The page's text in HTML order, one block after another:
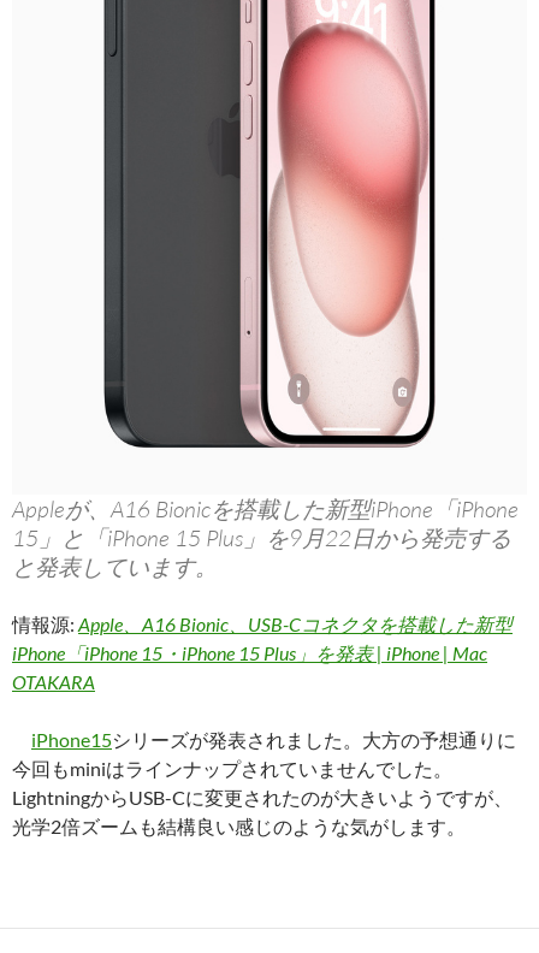
Appleが、A16 Bionicを搭載した新型iPhone「iPhone
15」と「iPhone 15 Plus」を9月22日から発売する
と発表しています。
情報源: Apple、A16 Bionic、USB-Cコネクタを搭載した新型
iPhone「iPhone 15・iPhone 15 Plus」を発表 | iPhone | Mac
OTAKARA
iPhone15シリーズが発表されました。大方の予想通りに
今回もminiはラインナップされていませんでした。
LightningからUSB-Cに変更されたのが大きいようですが、
光学2倍ズームも結構良い感じのような気がします。